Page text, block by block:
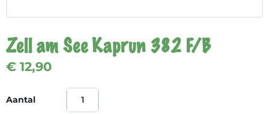
Zell am See Kaprun 382 F/B
€ 12,90
Aantal